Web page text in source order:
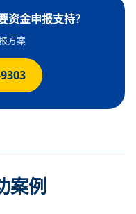
资金申报支持？
方案
案例